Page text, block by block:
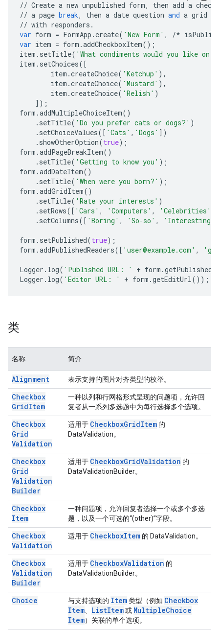
// Create a new unpublished form, then add a
// a page break, then a date question and a grid
// with responders .
var form = FormApp .create( 'New Form' , /*
var item = form .addCheckboxItem();
item . setTitle( 'What condiments would you like on
item . setChoices([
item .createChoice( 'Ketchup' ),
item .createChoice( 'Mustard' ),
item .createChoice( 'Relish' )
]);
form .addMultipleChoiceItem()
. setTitle( 'Do you prefer cats or dogs?' )
. setChoiceValues([ 'Cats' , 'Dogs' ])
. showOtherOption(true);
form .addPageBreakItem()
. setTitle( 'Getting to know you' );
form .addDateItem()
. setTitle( 'When were you born?' );
form .addGridItem()
. setTitle( 'Rate your interests' )
. setRows([ 'Cars' , 'Computers' , 'Celebrities'
. setColumns([ 'Boring' , 'So-so' , 'Interesting'
form . setPublished(true);
form .addPublishedReaders([ 'user@example.com' ,
Logger . log( 'Published URL: ' + form .
Logger . log( 'Editor URL: ' + form .getEditUrl());
类
名称 简介
Alignment 表示支持的图片对齐类型的枚举。
Checkbox
GridItem
一种以列和行网格形式呈现的问题项，允许回
复者从一系列多选题中为每行选择多个选项。
Checkbox
Grid
Validation
适用于 CheckboxGridItem 的
DataValidation。
Checkbox
Grid
Validation
Builder
适用于 CheckboxGridValidation 的
DataValidationBuilder。
Checkbox
Item
一种问题项，允许回复者选择一个或多个多选
题，以及一个可选的“(other)”字段。
Checkbox
Validation
适用于 CheckboxItem 的 DataValidation。
Checkbox
Validation
Builder
适用于 CheckboxValidation 的
DataValidationBuilder。
Choice 与支持选项的 Item类型（例如 Checkbox
Item
ListItem或 MultipleChoice
Item）关联的单个选项。